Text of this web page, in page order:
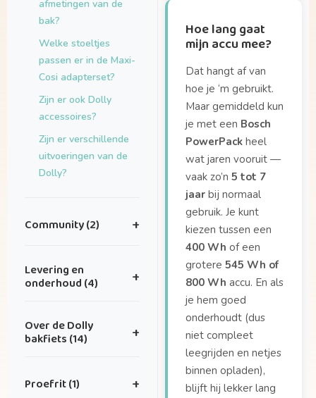
afmetingen van de
bak?
Welke stoeltjes
passen er in de Maxi-
Cosi adapterset?
Zijn er ook Dolly
accessoires?
Zijn er verschillende
uitvoeringen van de
Dolly?
Community (2) +
een leuke
foto’s die ik met jullie
Levering en
onderhoud (4) +
inplannen?
nodig?
Over de Dolly
bakfiets (14) +
eigenlijk?
Proefrit (1) +
Hoe lang gaat
mijn accu mee?
Dat hangt af van
hoe je ‘m gebruikt.
Maar gemiddeld kun
je met een Bosch
PowerPack heel
wat jaren vooruit —
vaak zo’n5 tot 7
jaar bij normaal
gebruik. Je kunt
kiezen tussen een
400 Wh of een
grotere545 Wh of
800 Whaccu. En als
je hem goed
onderhoudt (dus
niet compleet
leegrijden en netjes
binnen opladen),
blijft hij lekker lang